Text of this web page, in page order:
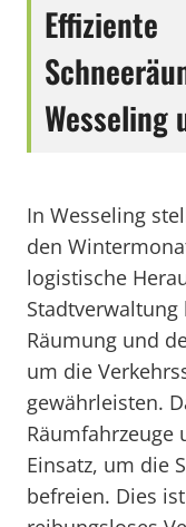
Effiziente
Wesseling
In Wesseling
den
logistische
Räumung und
um die
gewährleisten.
Räumfahrzeuge
Einsatz, um die
befreien. Dies